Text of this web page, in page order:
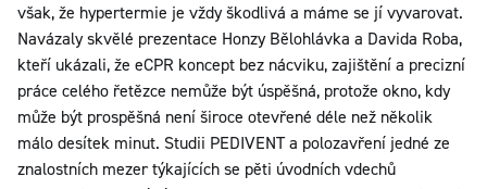
však, že hypertermie je vždy škodlivá a máme se jí vyvarovat.
Navázaly skvělé prezentace Honzy Bělohlávka a Davida Roba,
kteří ukázali, že eCPR koncept bez nácviku, zajištění a precizní
práce celého řetězce nemůže být úspěšná, protože okno, kdy
může být prospěšná není široce otevřené déle než několik
málo desítek minut. Studii PEDIVENT a polozavření jedné ze
znalostních mezer týkajících se pěti úvodních vdechů